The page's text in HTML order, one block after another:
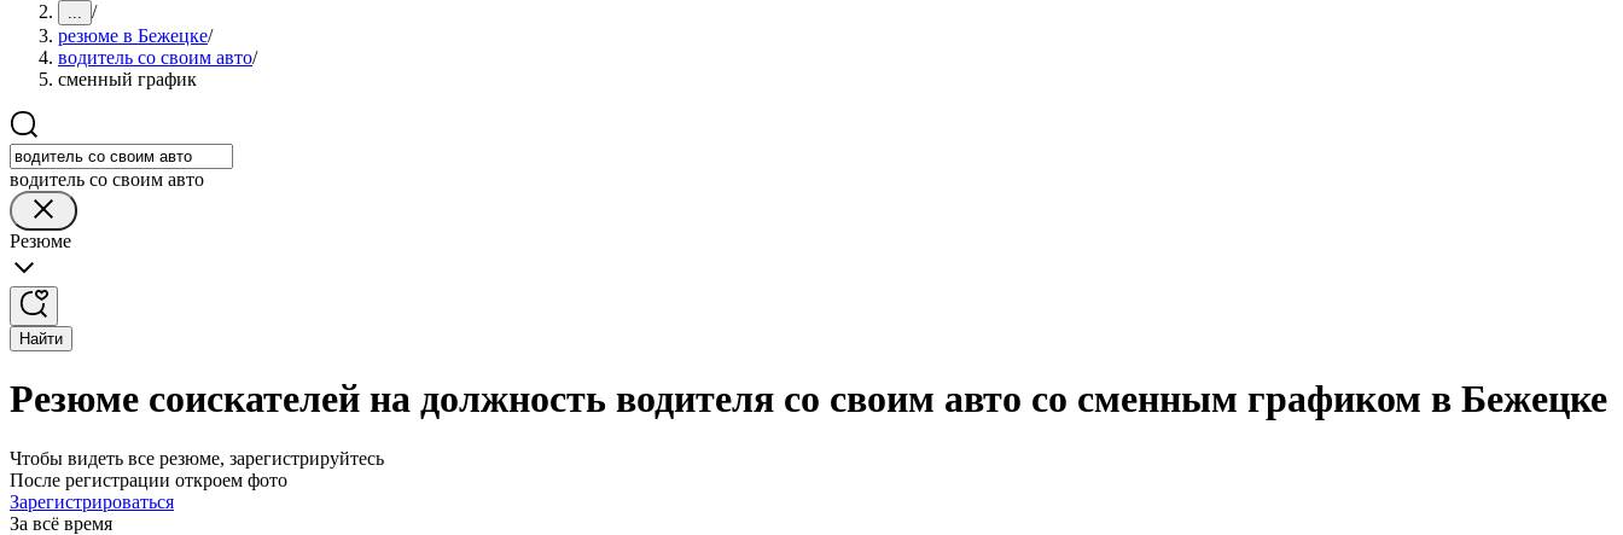
... /
резюме в Бежецке/
водитель со своим авто/
сменный график
водитель со своим авто
Резюме
Найти
Резюме соискателей на должность водителя со своим авто со сменным графиком в Бежецке
Чтобы видеть все резюме, зарегистрируйтесь
После регистрации откроем фото
Зарегистрироваться
За всё время